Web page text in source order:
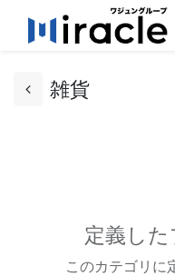
雑貨
定義し
このカテゴリに